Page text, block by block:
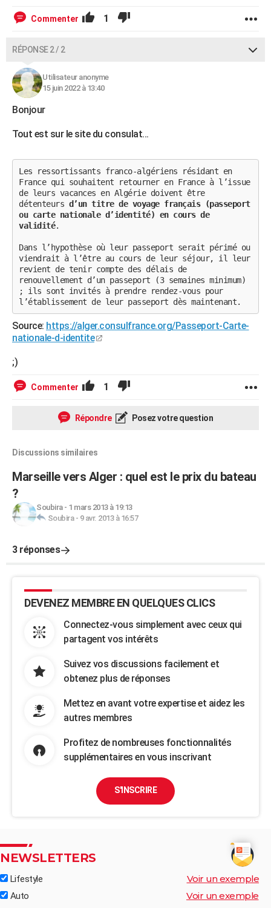
AVIS DE DÉCÈS
Commenter 1
RÉPONSE 2 / 2
Utilisateur anonyme
15 juin 2022 à 13:40
Bonjour
Tout est sur le site du consulat...
Les ressortissants franco-algériens résidant en
France qui souhaitent retourner en France à l’issue
de leurs vacances en Algérie doivent être
détenteurs d’un titre de voyage français (passeport
ou carte nationale d’identité) en cours de
validité.
Dans l’hypothèse où leur passeport serait périmé ou
viendrait à l’être au cours de leur séjour, il leur
revient de tenir compte des délais de
renouvellement d’un passeport (3 semaines minimum)
; ils sont invités à prendre rendez-vous pour
l’établissement de leur passeport dès maintenant.
Source: https://alger.consulfrance.org/Passeport-Carte-
nationale-d-identite
;)
Commenter 1
Répondre Posez votre question
Discussions similaires
Marseille vers Alger : quel est le prix du bateau
?
Soubira- 1 mars 2013 à 19:13
Soubira- 9 avr. 2013 à 16:57
3 réponses
DEVENEZ MEMBRE EN QUELQUES CLICS
Connectez-vous simplement avec ceux qui
partagent vos intérêts
Suivez vos discussions facilement et
obtenez plus de réponses
Mettez en avant votre expertise et aidez les
autres membres
Profitez de nombreuses fonctionnalités
supplémentaires en vous inscrivant
S'INSCRIRE
NEWSLETTERS
Lifestyle Voir un exemple
Auto Voir un exemple